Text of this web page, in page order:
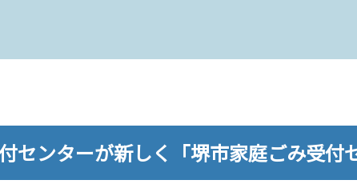
センターが新しく「堺市家庭ごみ受付